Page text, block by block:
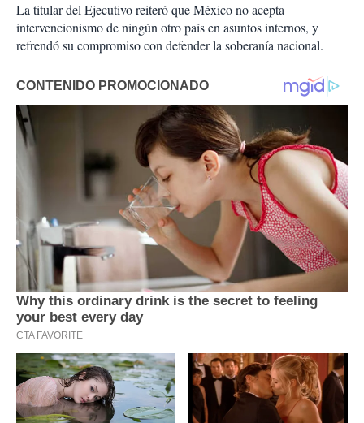
La titular del Ejecutivo reiteró que México no acepta
intervencionismo de ningún otro país en asuntos internos, y
refrendó su compromiso con defender la soberanía nacional.